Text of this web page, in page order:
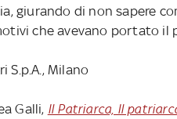
giurando di non sapere
che avevano portato il
S.p.A., Milano
Galli, Il Patriarca, Il